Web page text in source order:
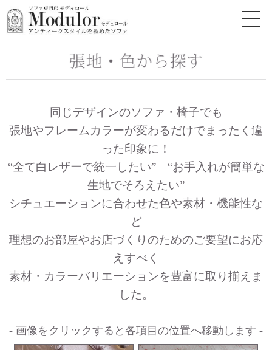
同じデザインのソファ・椅子でも
張地やフレームカラーが変わるだけでまったく違
った印象に！
“全て白レザーで統一したい” “お手入れが簡単な
生地でそろえたい”
シチュエーションに合わせた色や素材・機能性な
ど
理想のお部屋やお店づくりのためのご要望にお応
えすべく
素材・カラーバリエーションを豊富に取り揃えま
した。
- 画像をクリックすると各項目の位置へ移動します -